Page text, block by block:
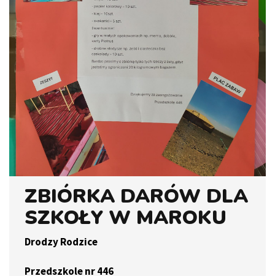
ZBIÓRKA DARÓW DLA
SZKOŁY W MAROKU
Drodzy Rodzice
Przedszkole nr 446